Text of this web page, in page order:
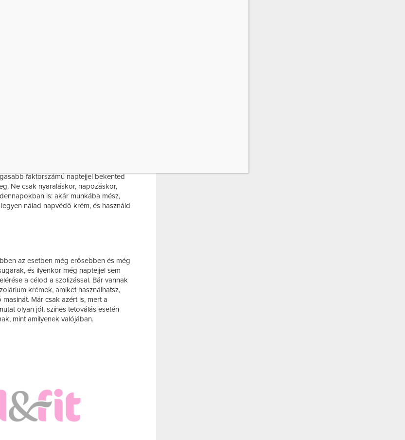
JÓ, HA ODAFIGYELSZ AZ
SZÉPSÉGÉT.
rászántad a pénzt, az időt, az
akkor ugye nem akarnád, hogy
mire figyelj nyáron, hogy a
bőrödbe varrt minták legnagyobb
a napfény, amire amúgy egész évben
legyél, de tudd, hogy ez
nemcsak a bőrödre van rossz
ruhából vagy a bikiniből, akkor csak
faktorszámú naptejjel bekented
Ne csak nyaraláskor, napozáskor,
is: akár munkába mész,
nálad napvédő krém, és használd
az esetben még erősebben és még
és ilyenkor még naptejjel sem
a célod a szolizással. Bár vannak
krémek, amiket használhatsz,
Már csak azért is, mert a
olyan jól, színes tetoválás esetén
mint amilyenek valójában.